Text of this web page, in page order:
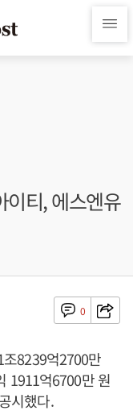
이티, 에스엔유
0
8239억2700만
1911억6700만 원
시했다.